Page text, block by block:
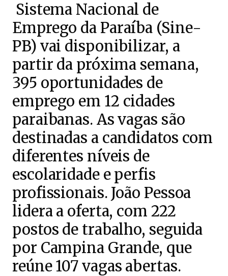
Sistema Nacional de
Emprego da Paraíba (Sine-
PB) vai disponibilizar, a
partir da próxima semana,
395 oportunidades de
emprego em 12 cidades
paraibanas. As vagas são
destinadas a candidatos com
diferentes níveis de
escolaridade e perfis
profissionais. João Pessoa
lidera a oferta, com 222
postos de trabalho, seguida
por Campina Grande, que
reúne 107 vagas abertas.